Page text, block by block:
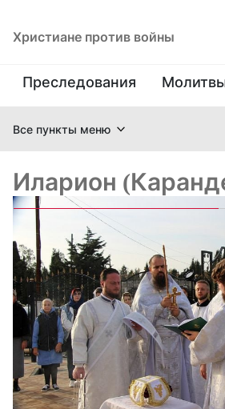
Христиане против войны
Преследования
Все пункты меню
Иларион